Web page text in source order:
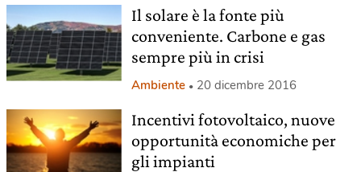
Il solare è la fonte più
conveniente. Carbone e gas
sempre più in crisi
Ambiente 20 dicembre 2016
Incentivi fotovoltaico, nuove
opportunità economiche per
gli impianti